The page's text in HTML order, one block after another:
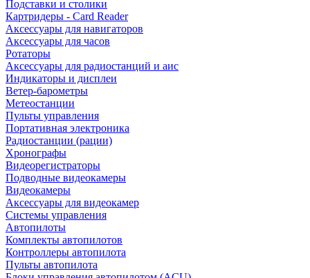
Подставки и столики
Картридеры - Card Reader
Аксессуары для навигаторов
Аксессуары для часов
Ротаторы
Аксессуары для радиостанций и аис
Индикаторы и дисплеи
Ветер-барометры
Метеостанции
Пульты управления
Портативная электроника
Радиостанции (рации)
Хронографы
Видеорегистраторы
Подводные видеокамеры
Видеокамеры
Аксессуары для видеокамер
Системы управления
Автопилоты
Комплекты автопилотов
Контроллеры автопилота
Пульты автопилота